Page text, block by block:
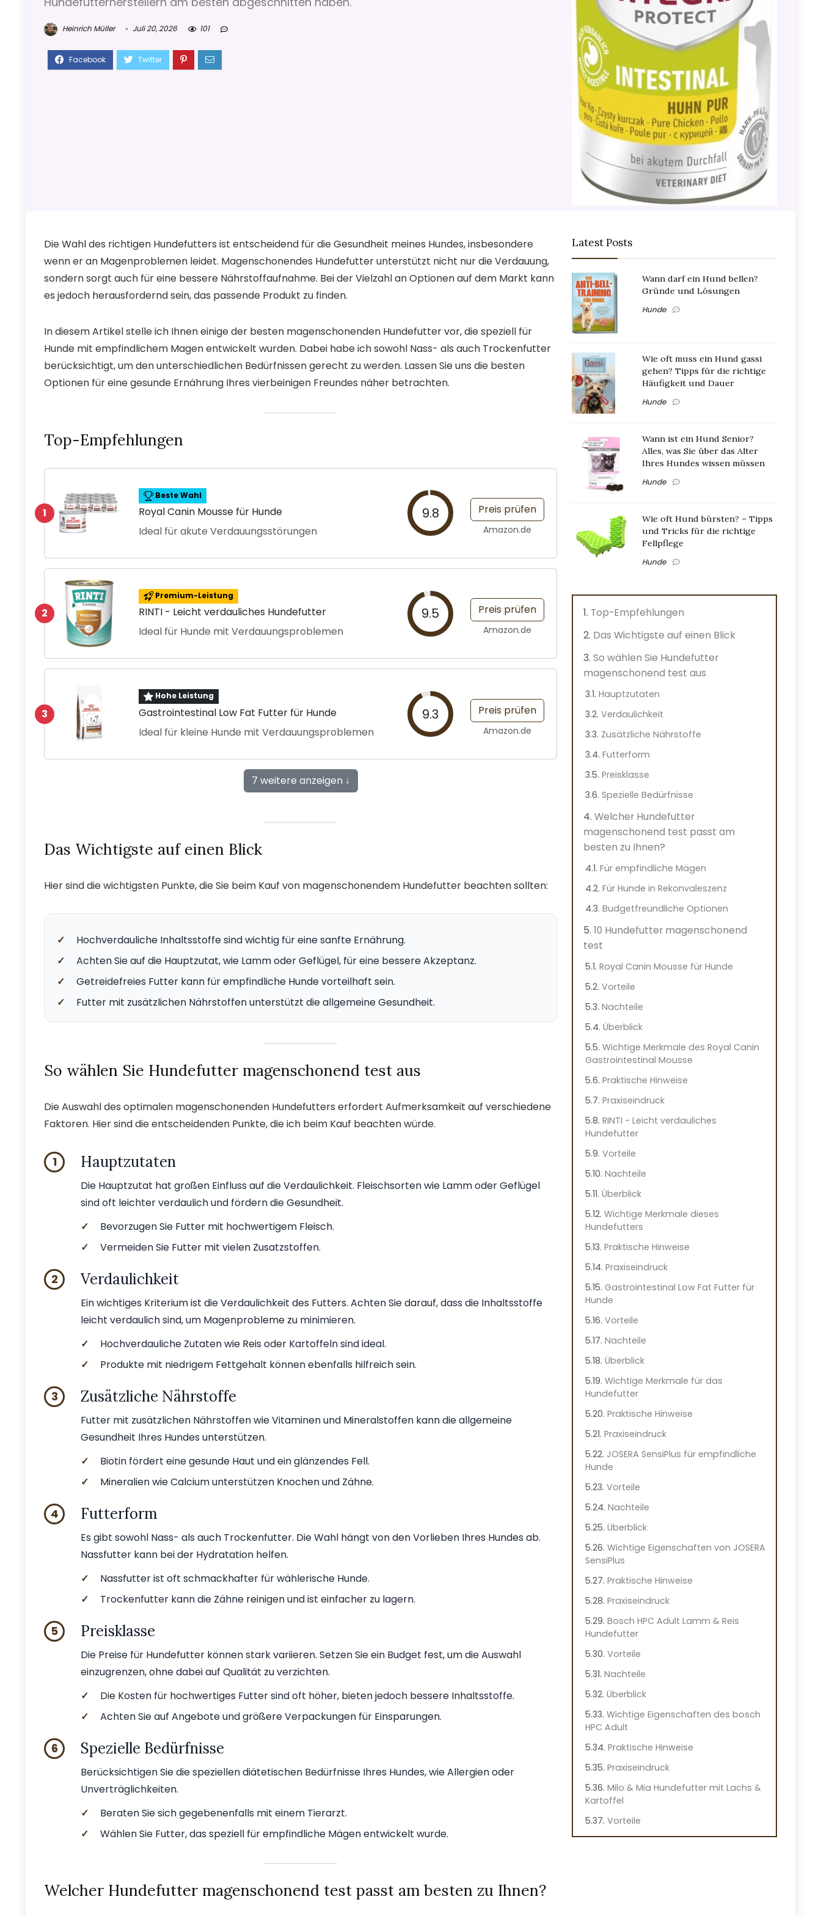
Heinrich Müller Juli 20, 2026 101
Die Wahl des richtigen Hundefutters ist entscheidend für die Gesundheit meines Hundes, insbesondere
wenn er an Magenproblemen leidet. Magenschonendes Hundefutter unterstützt nicht nur die Verdauung,
sondern sorgt auch für eine bessere Nährstoffaufnahme. Bei der Vielzahl an Optionen auf dem Markt kann
es jedoch herausfordernd sein, das passende Produkt zu finden.
In diesem Artikel stelle ich Ihnen einige der besten magenschonenden Hundefutter vor, die speziell für
Hunde mit empfindlichem Magen entwickelt wurden. Dabei habe ich sowohl Nass- als auch Trockenfutter
berücksichtigt, um den unterschiedlichen Bedürfnissen gerecht zu werden. Lassen Sie uns die besten
Optionen für eine gesunde Ernährung Ihres vierbeinigen Freundes näher betrachten.
Top-Empfehlungen
1
Beste Wahl
Royal Canin Mousse für Hunde
Ideal für akute Verdauungsstörungen
9.8 Preis prüfen
Amazon.de
2
Premium-Leistung
RINTI - Leicht verdauliches Hundefutter
Ideal für Hunde mit Verdauungsproblemen
9.5 Preis prüfen
Amazon.de
3
Hohe Leistung
Gastrointestinal Low Fat Futter für Hunde
Ideal für kleine Hunde mit Verdauungsproblemen
9.3 Preis prüfen
Amazon.de
7 weitere anzeigen ↓
Das Wichtigste auf einen Blick
Hier sind die wichtigsten Punkte, die Sie beim Kauf von magenschonendem Hundefutter beachten sollten:
✓
Hochverdauliche Inhaltsstoffe sind wichtig für eine sanfte Ernährung.
✓
Achten Sie auf die Hauptzutat, wie Lamm oder Geflügel, für eine bessere Akzeptanz.
✓
Getreidefreies Futter kann für empfindliche Hunde vorteilhaft sein.
✓
Futter mit zusätzlichen Nährstoffen unterstützt die allgemeine Gesundheit.
So wählen Sie Hundefutter magenschonend test aus
Die Auswahl des optimalen magenschonenden Hundefutters erfordert Aufmerksamkeit auf verschiedene
Faktoren. Hier sind die entscheidenden Punkte, die ich beim Kauf beachten würde.
1 Hauptzutaten
Die Hauptzutat hat großen Einfluss auf die Verdaulichkeit. Fleischsorten wie Lamm oder Geflügel
sind oft leichter verdaulich und fördern die Gesundheit.
✓
Bevorzugen Sie Futter mit hochwertigem Fleisch.
✓
Vermeiden Sie Futter mit vielen Zusatzstoffen.
2 Verdaulichkeit
Ein wichtiges Kriterium ist die Verdaulichkeit des Futters. Achten Sie darauf, dass die Inhaltsstoffe
leicht verdaulich sind, um Magenprobleme zu minimieren.
✓
Hochverdauliche Zutaten wie Reis oder Kartoffeln sind ideal.
✓
Produkte mit niedrigem Fettgehalt können ebenfalls hilfreich sein.
3 Zusätzliche Nährstoffe
Futter mit zusätzlichen Nährstoffen wie Vitaminen und Mineralstoffen kann die allgemeine
Gesundheit Ihres Hundes unterstützen.
✓
Biotin fördert eine gesunde Haut und ein glänzendes Fell.
✓
Mineralien wie Calcium unterstützen Knochen und Zähne.
4 Futterform
Es gibt sowohl Nass- als auch Trockenfutter. Die Wahl hängt von den Vorlieben Ihres Hundes ab.
Nassfutter kann bei der Hydratation helfen.
✓
Nassfutter ist oft schmackhafter für wählerische Hunde.
✓
Trockenfutter kann die Zähne reinigen und ist einfacher zu lagern.
5 Preisklasse
Die Preise für Hundefutter können stark variieren. Setzen Sie ein Budget fest, um die Auswahl
einzugrenzen, ohne dabei auf Qualität zu verzichten.
✓
Die Kosten für hochwertiges Futter sind oft höher, bieten jedoch bessere Inhaltsstoffe.
✓
Achten Sie auf Angebote und größere Verpackungen für Einsparungen.
6 Spezielle Bedürfnisse
Berücksichtigen Sie die speziellen diätetischen Bedürfnisse Ihres Hundes, wie Allergien oder
Unverträglichkeiten.
✓
Beraten Sie sich gegebenenfalls mit einem Tierarzt.
✓
Wählen Sie Futter, das speziell für empfindliche Mägen entwickelt wurde.
Welcher Hundefutter magenschonend test passt am besten zu Ihnen?
Latest Posts
Wann darf ein Hund bellen?
Gründe und Lösungen
Hunde
Wie oft muss ein Hund gassi
gehen? Tipps für die richtige
Häufigkeit und Dauer
Hunde
Wann ist ein Hund Senior?
Alles, was Sie über das Alter
Ihres Hundes wissen müssen
Hunde
Wie oft Hund bürsten? – Tipps
und Tricks für die richtige
Fellpflege
Hunde
Top-Empfehlungen
Das Wichtigste auf einen Blick
So wählen Sie Hundefutter
magenschonend test aus
Hauptzutaten
Verdaulichkeit
Zusätzliche Nährstoffe
Futterform
Preisklasse
Spezielle Bedürfnisse
Welcher Hundefutter
magenschonend test passt am
besten zu Ihnen?
Für empfindliche Mägen
Für Hunde in Rekonvaleszenz
Budgetfreundliche Optionen
10 Hundefutter magenschonend
test
Royal Canin Mousse für Hunde
Vorteile
Nachteile
Überblick
Wichtige Merkmale des Royal Canin
Gastrointestinal Mousse
Praktische Hinweise
Praxiseindruck
RINTI - Leicht verdauliches
Hundefutter
Vorteile
Nachteile
Überblick
Wichtige Merkmale dieses
Hundefutters
Praktische Hinweise
Praxiseindruck
Gastrointestinal Low Fat Futter für
Hunde
Vorteile
Nachteile
Überblick
Wichtige Merkmale für das
Hundefutter
Praktische Hinweise
Praxiseindruck
JOSERA SensiPlus für empfindliche
Hunde
Vorteile
Nachteile
Überblick
Wichtige Eigenschaften von JOSERA
SensiPlus
Praktische Hinweise
Praxiseindruck
Bosch HPC Adult Lamm & Reis
Hundefutter
Vorteile
Nachteile
Überblick
Wichtige Eigenschaften des bosch
HPC Adult
Praktische Hinweise
Praxiseindruck
Milo & Mia Hundefutter mit Lachs &
Kartoffel
Vorteile
Nachteile